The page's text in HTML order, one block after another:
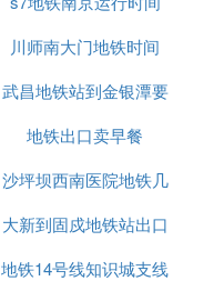
川师南大门地铁时间
武昌地铁站到金银潭要
多长时间
地铁出口卖早餐
沙坪坝西南医院地铁几
号出口
大新到固戍地铁站出口
地铁14号线知识城支线